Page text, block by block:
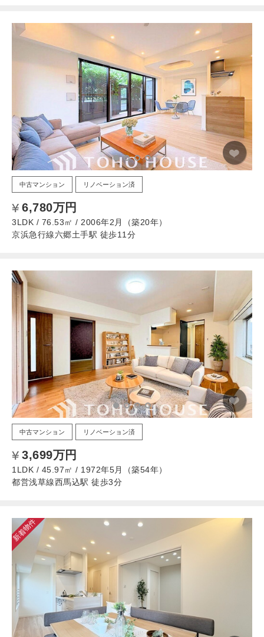
中古マンション リノベーション済
6,780万円
3LDK / 76.53㎡ / 2006年2月（築20年）
京浜急行線六郷土手駅 徒歩11分
中古マンション リノベーション済
3,699万円
1LDK / 45.97㎡ / 1972年5月（築54年）
都営浅草線西馬込駅 徒歩3分
新着物件